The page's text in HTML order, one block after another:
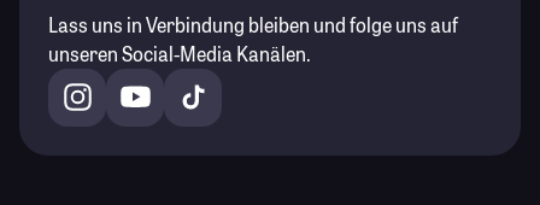
Lass uns in Verbindung bleiben und folge uns auf
unseren Social-Media Kanälen.